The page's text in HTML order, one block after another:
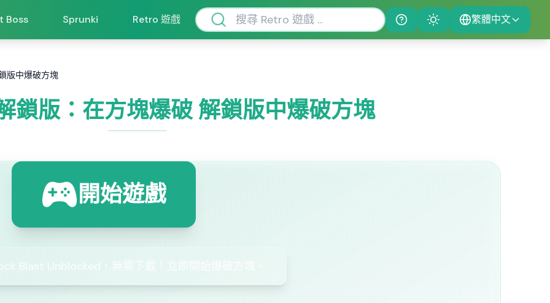
Boss Sprunki Retro 遊戲 Help Theme 繁體中文
版中爆破方塊
鎖版：在方塊爆破 解鎖版中爆破方塊
開始遊戲
Blast Unblocked，無需下載！立即開始爆破方塊。